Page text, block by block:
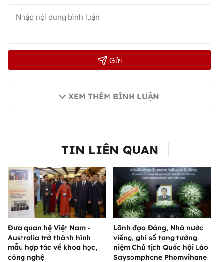
Gửi
XEM THÊM BÌNH LUẬN
TIN LIÊN QUAN
Đưa quan hệ Việt Nam -
Australia trở thành hình
mẫu hợp tác về khoa học,
công nghệ
Lãnh đạo Đảng, Nhà nước
viếng, ghi sổ tang tưởng
niệm Chủ tịch Quốc hội Lào
Saysomphone Phomvihane